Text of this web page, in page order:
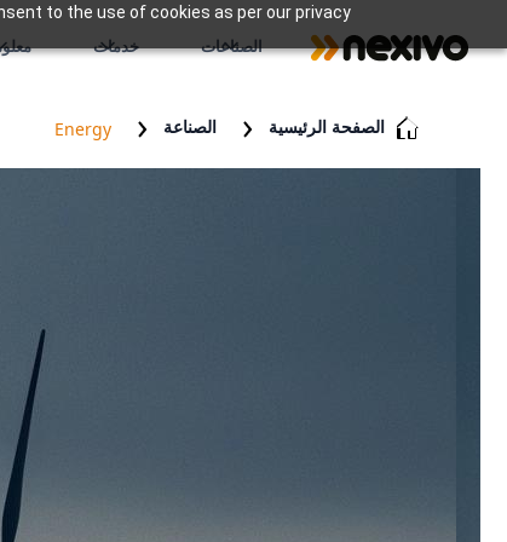
to the use of cookies as per our privacy
الصناعات خدمات
الصفحة الرئيسية الصناعة Energy